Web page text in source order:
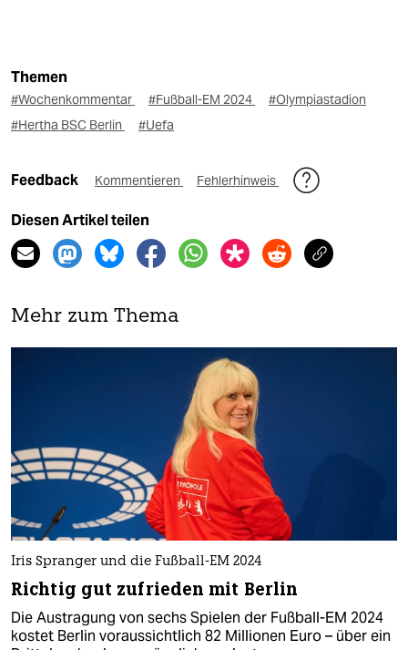
Themen
#Wochenkommentar #Fußball-EM 2024
#Olympiastadion
#Hertha BSC Berlin
#Uefa
Feedback Kommentieren Fehlerhinweis
Diesen Artikel teilen
Mehr zum Thema
Iris Spranger und die Fußball-EM 2024
Richtig gut zufrieden mit Berlin
Die Austragung von sechs Spielen der Fußball-EM 2024
kostet Berlin voraussichtlich 82 Millionen Euro – über ein